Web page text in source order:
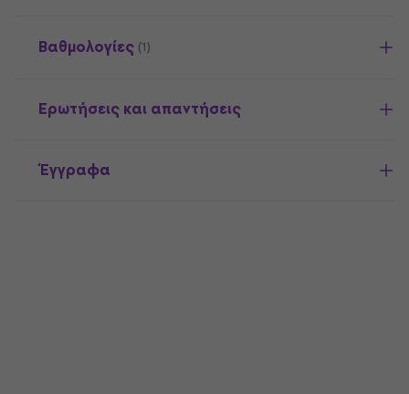
Βαθμολογίες (1)
Ερωτήσεις και απαντήσεις
Έγγραφα